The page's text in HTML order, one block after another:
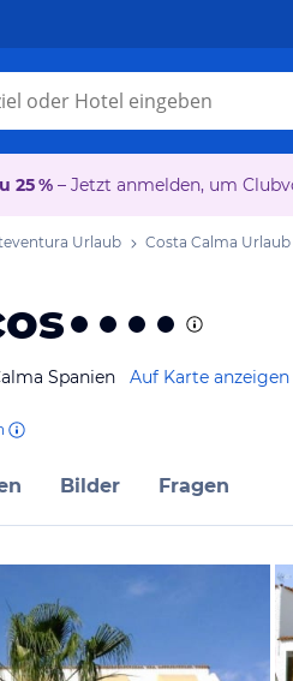
25 % – Jetzt anmelden, um
Urlaub Costa Calma Urlaub
Spanien Auf Karte anzeigen
Bilder Fragen